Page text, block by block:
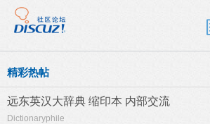
精彩热帖
远东英汉大辞典 缩印本 内部交流
Dictionaryphile